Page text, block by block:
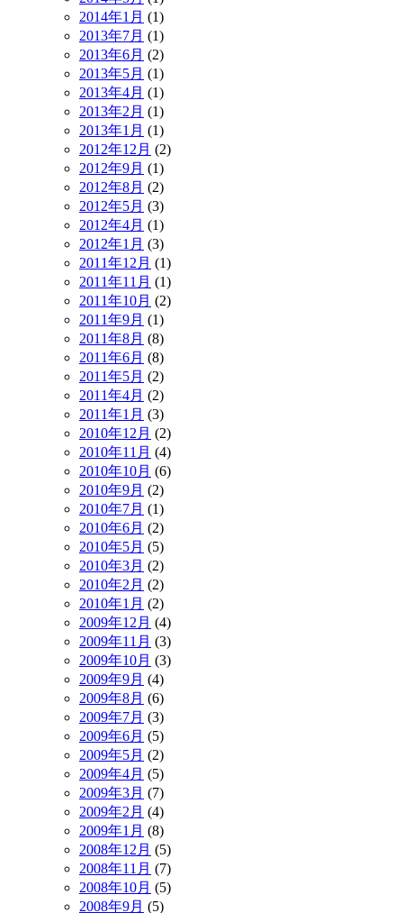
2014年1月 (1)
2013年7月 (1)
2013年6月 (2)
2013年5月 (1)
2013年4月 (1)
2013年2月 (1)
2013年1月 (1)
2012年12月 (2)
2012年9月 (1)
2012年8月 (2)
2012年5月 (3)
2012年4月 (1)
2012年1月 (3)
2011年12月 (1)
2011年11月 (1)
2011年10月 (2)
2011年9月 (1)
2011年8月 (8)
2011年6月 (8)
2011年5月 (2)
2011年4月 (2)
2011年1月 (3)
2010年12月 (2)
2010年11月 (4)
2010年10月 (6)
2010年9月 (2)
2010年7月 (1)
2010年6月 (2)
2010年5月 (5)
2010年3月 (2)
2010年2月 (2)
2010年1月 (2)
2009年12月 (4)
2009年11月 (3)
2009年10月 (3)
2009年9月 (4)
2009年8月 (6)
2009年7月 (3)
2009年6月 (5)
2009年5月 (2)
2009年4月 (5)
2009年3月 (7)
2009年2月 (4)
2009年1月 (8)
2008年12月 (5)
2008年11月 (7)
2008年10月 (5)
2008年9月 (5)